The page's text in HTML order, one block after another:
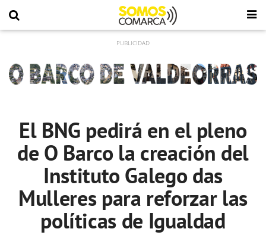
El BNG pedirá en el pleno
de O Barco la creación del
Instituto Galego das
Mulleres para reforzar las
políticas de Igualdad